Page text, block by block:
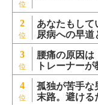
2 あなたもし
尿病への早道
3 腰痛の原因
トレーナー
4 孤独が苦手な
末路。避ける